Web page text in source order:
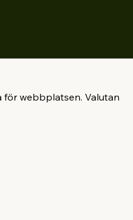
för webbplatsen. Valutan